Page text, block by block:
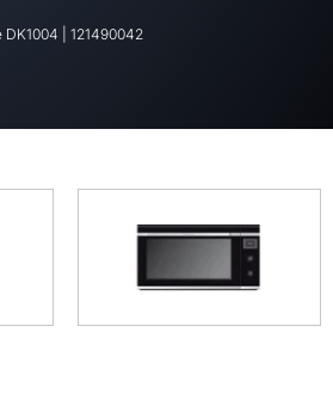
DK1004 121490042